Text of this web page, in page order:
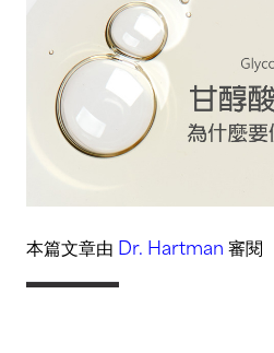
本篇文章由 Dr. Hartman審閱